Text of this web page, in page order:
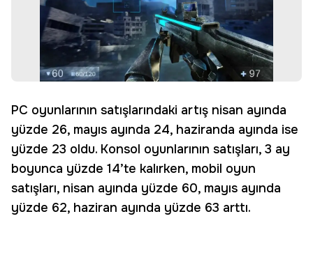
PC oyunlarının satışlarındaki artış nisan ayında
yüzde 26, mayıs ayında 24, haziranda ayında ise
yüzde 23 oldu. Konsol oyunlarının satışları, 3 ay
boyunca yüzde 14’te kalırken, mobil oyun
satışları, nisan ayında yüzde 60, mayıs ayında
yüzde 62, haziran ayında yüzde 63 arttı.